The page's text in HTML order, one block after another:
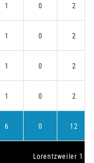
1 0 2
1 0 2
1 0 2
1 0 2
6 0 12
Lorentzweiler 1